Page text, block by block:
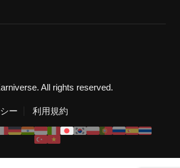
All rights reserved.
ー 利用規約